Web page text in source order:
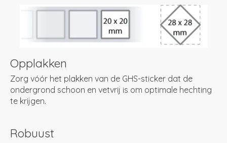
Opplakken
Zorg vóór het plakken van de GHS-sticker dat de
ondergrond schoon en vetvrij is om optimale hechting
te krijgen.
Robuust